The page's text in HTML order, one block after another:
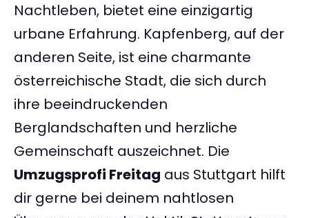
Nachtleben, bietet eine einzigartig
urbane Erfahrung. Kapfenberg, auf der
anderen Seite, ist eine charmante
österreichische Stadt, die sich durch
ihre beeindruckenden
Berglandschaften und herzliche
Gemeinschaft auszeichnet. Die
Umzugsprofi Freitag aus Stuttgart hilft
dir gerne bei deinem nahtlosen